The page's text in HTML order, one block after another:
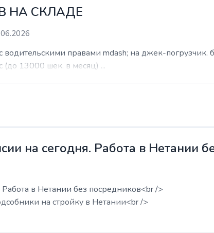
НА СКЛАДЕ
правами mdash; на джек-погрузчик.
(до 13000 шек. в месяц) ...
на сегодня. Работа в Нетании
в Нетании без посредников<br />
на стройку в Нетании<br />